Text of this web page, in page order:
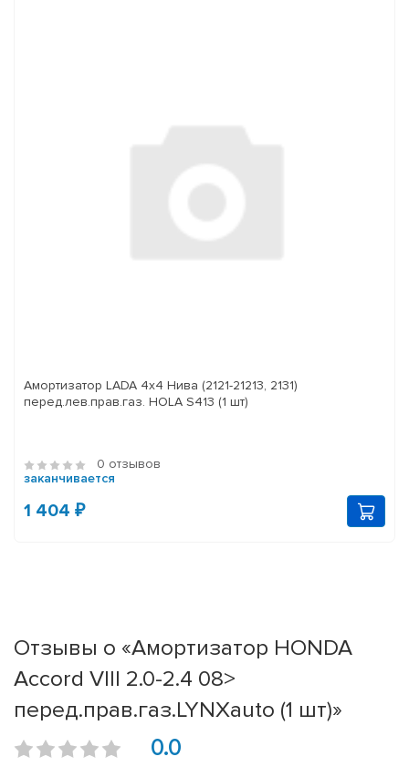
Амортизатор LADA 4x4 Нива (2121-21213, 2131)
перед.лев.прав.газ. HOLA S413 (1 шт)
0 отзывов
заканчивается
1 404 ₽
Отзывы о «Амортизатор HONDA
Accord VIII 2.0-2.4 08>
перед.прав.газ.LYNXauto (1 шт)»
0.0